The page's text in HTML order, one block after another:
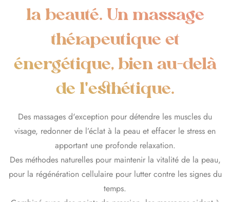
la beauté. Un massage
thérapeutique et
énergétique, bien au-delà
de l'esthétique.
Des massages d'exception pour détendre les muscles du
visage, redonner de l’éclat à la peau et effacer le stress en
apportant une profonde relaxation.
Des méthodes naturelles pour maintenir la vitalité de la peau,
pour la régénération cellulaire pour lutter contre les signes du
temps.